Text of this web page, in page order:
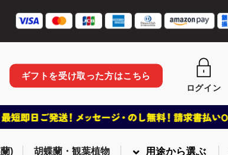
ギフトを受け取った方はこちら
ログイン
) 胡蝶蘭・観葉植物 用途から選ぶ